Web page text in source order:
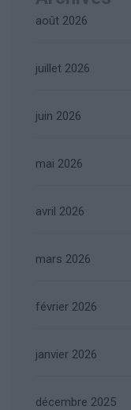
août 2026
juillet 2026
juin 2026
mai 2026
avril 2026
mars 2026
février 2026
janvier 2026
décembre 2025